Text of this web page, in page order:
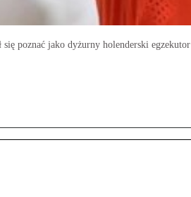
poznać jako dyżurny holenderski egzekutor